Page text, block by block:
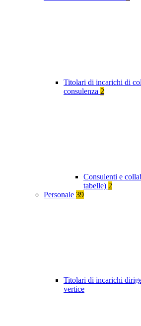
Titolari di incarichi di
consulenza 2
Consulenti e
tabelle) 2
Personale 39
Titolari di incarichi
vertice